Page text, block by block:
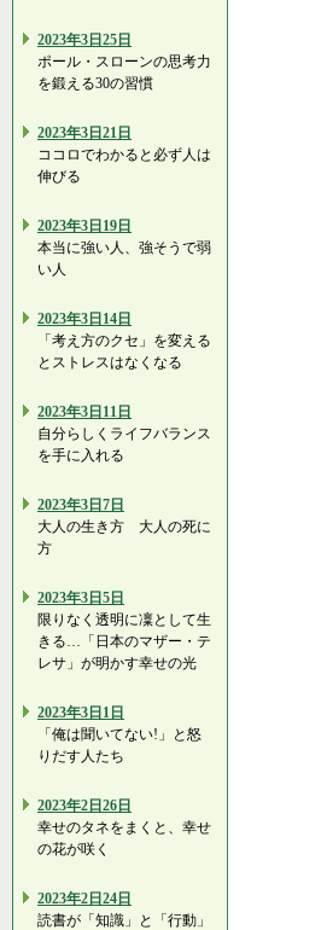
2023年3日25日
ポール・スローンの思考力
を鍛える30の習慣
2023年3日21日
ココロでわかると必ず人は
伸びる
2023年3日19日
本当に強い人、強そうで弱
い人
2023年3日14日
「考え方のクセ」を変える
とストレスはなくなる
2023年3日11日
自分らしくライフバランス
を手に入れる
2023年3日7日
大人の生き方 大人の死に
方
2023年3日5日
限りなく透明に凜として生
きる…「日本のマザー・テ
レサ」が明かす幸せの光
2023年3日1日
「俺は聞いてない!」と怒
りだす人たち
2023年2日26日
幸せのタネをまくと、幸せ
の花が咲く
2023年2日24日
読書が「知識」と「行動」